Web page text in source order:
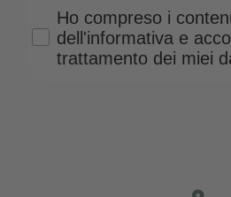
Privacy Policy
Ho compreso i
dell'informativa e
trattamento dei miei